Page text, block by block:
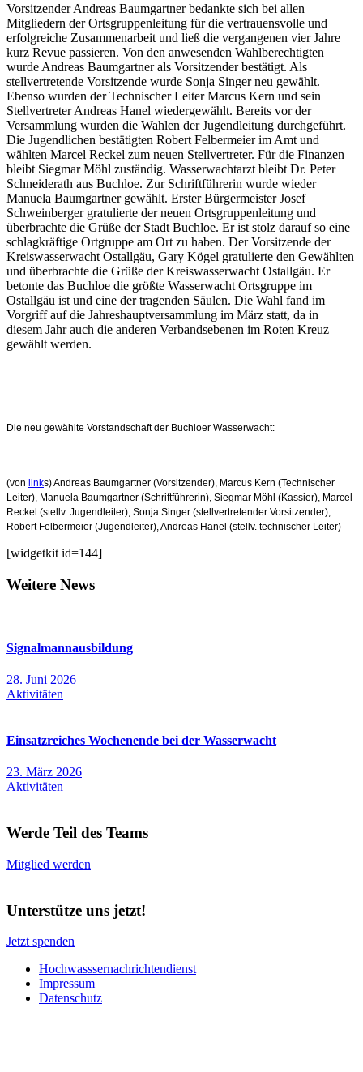
Vorsitzender Andreas Baumgartner bedankte sich bei allen
Mitgliedern der Ortsgruppenleitung für die vertrauensvolle und
erfolgreiche Zusammenarbeit und ließ die vergangenen vier Jahre
kurz Revue passieren. Von den anwesenden Wahlberechtigten
wurde Andreas Baumgartner als Vorsitzender bestätigt. Als
stellvertretende Vorsitzende wurde Sonja Singer neu gewählt.
Ebenso wurden der Technischer Leiter Marcus Kern und sein
Stellvertreter Andreas Hanel wiedergewählt. Bereits vor der
Versammlung wurden die Wahlen der Jugendleitung durchgeführt.
Die Jugendlichen bestätigten Robert Felbermeier im Amt und
wählten Marcel Reckel zum neuen Stellvertreter. Für die Finanzen
bleibt Siegmar Möhl zuständig. Wasserwachtarzt bleibt Dr. Peter
Schneiderath aus Buchloe. Zur Schriftführerin wurde wieder
Manuela Baumgartner gewählt. Erster Bürgermeister Josef
Schweinberger gratulierte der neuen Ortsgruppenleitung und
überbrachte die Grüße der Stadt Buchloe. Er ist stolz darauf so eine
schlagkräftige Ortgruppe am Ort zu haben. Der Vorsitzende der
Kreiswasserwacht Ostallgäu, Gary Kögel gratulierte den Gewählten
und überbrachte die Grüße der Kreiswasserwacht Ostallgäu. Er
betonte das Buchloe die größte Wasserwacht Ortsgruppe im
Ostallgäu ist und eine der tragenden Säulen. Die Wahl fand im
Vorgriff auf die Jahreshauptversammlung im März statt, da in
diesem Jahr auch die anderen Verbandsebenen im Roten Kreuz
gewählt werden.
Die neu gewählte Vorstandschaft der Buchloer Wasserwacht:
(von links) Andreas Baumgartner (Vorsitzender), Marcus Kern (Technischer
Leiter), Manuela Baumgartner (Schriftführerin), Siegmar Möhl (Kassier), Marcel
Reckel (stellv. Jugendleiter), Sonja Singer (stellvertretender Vorsitzender),
Robert Felbermeier (Jugendleiter), Andreas Hanel (stellv. technischer Leiter)
[widgetkit id=144]
Weitere News
Signalmannausbildung
28. Juni 2026
Aktivitäten
Einsatzreiches Wochenende bei der Wasserwacht
23. März 2026
Aktivitäten
Werde Teil des Teams
Mitglied werden
Unterstütze uns jetzt!
Jetzt spenden
Hochwasssernachrichtendienst
Impressum
Datenschutz